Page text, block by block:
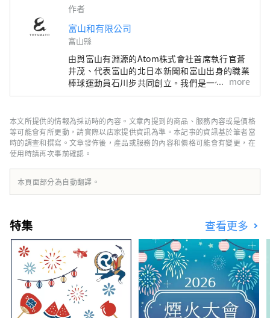
作者
富山和有限公司
富山縣
由與富山有淵源的Atom株式會社首席執行官蒼
井茂、代表富山的北日本新聞和富山出身的職業
棒球運動員石川步共同創立。我們是一個與富山
有聯繫、與富山一起創造新事業的團隊。 如果
遏制東京的過度集中，創造可持續發展的社會，
那麼富山和所追求的“地區覺醒”則完全不同。
許多熱愛富山的人們會重新發現富山的魅力，為
它感到自豪，並主動將它傳播到世界各地，而不
是由當地政府或政府主導。歸根結底，主角是
“人”，我相信多元化的人混合在一起會增強富
more
本文所提供的情報為採訪時的內容。文章內提到的商品、服務內容或是價格
等可能會有所更動，請實際以店家提供資訊為準。本記事的資訊基於筆者當
時的調查和撰寫。文章發佈後，產品或服務的內容和價格可能會有變更，在
使用時請再次事前確認。
本頁面部分為自動翻譯。
特集 查看更多